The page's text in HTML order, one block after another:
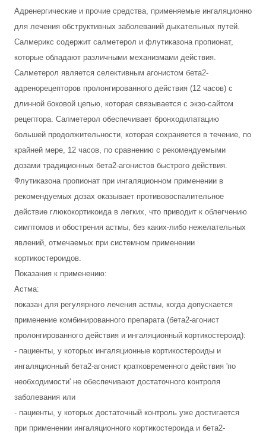
Адренергические и прочие средства, применяемые ингаляционно
для лечения обструктивных заболеваний дыхательных путей.
Салмерикс содержит салметерол и флутиказона пропионат,
которые обладают различными механизмами действия.
Салметерол является селективным агонистом бета2-
адренорецепторов пролонгированного действия (12 часов) с
длинной боковой цепью, которая связывается с экзо-сайтом
рецептора. Салметерол обеспечивает бронходилатацию
большей продолжительности, которая сохраняется в течение, по
крайней мере, 12 часов, по сравнению с рекомендуемыми
дозами традиционных бета2-агонистов быстрого действия.
Флутиказона пропионат при ингаляционном применении в
рекомендуемых дозах оказывает противовоспалительное
действие глюкокортикоида в легких, что приводит к облегчению
симптомов и обострения астмы, без каких-либо нежелательных
явлений, отмечаемых при системном применении
кортикостероидов.
Показания к применению:
Астма:
показан для регулярного лечения астмы, когда допускается
применение комбинированного препарата (бета2-агонист
пролонгированного действия и ингаляционный кортикостероид):
- пациенты, у которых ингаляционные кортикостероиды и
ингаляционный бета2-агонист кратковременного действия 'по
необходимости' не обеспечивают достаточного контроля
заболевания или
- пациенты, у которых достаточный контроль уже достигается
при применении ингаляционного кортикостероида и бета2-